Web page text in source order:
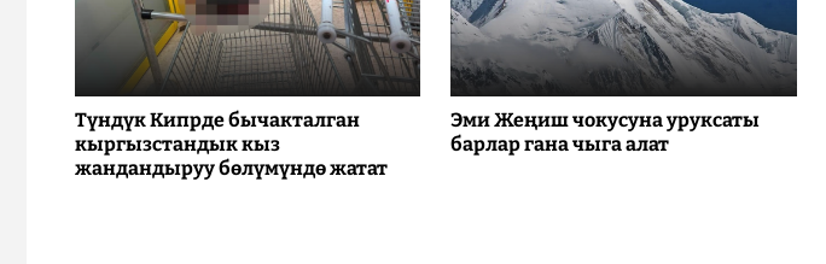
Түндүк Кипрде бычакталган
кыргызстандык кыз
жандандыруу бөлүмүндө жатат
Эми Жеңиш чокусуна уруксаты
барлар гана чыга алат